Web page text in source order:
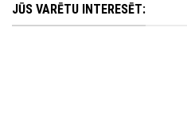
JŪS VARĒTU INTERESĒT: